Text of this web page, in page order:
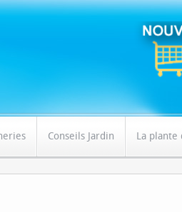
Conseils Jardin La plante